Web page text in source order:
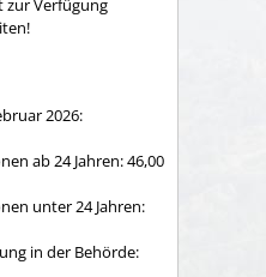
zur Verfügung
2026:
ab 24 Jahren: 46,00
unter 24 Jahren:
in der Behörde: